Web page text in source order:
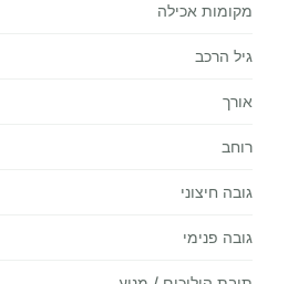
מקומות אכילה
גיל הרכב
אורך
רוחב
גובה חיצוני
גובה פנימי